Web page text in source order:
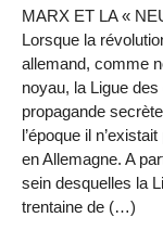
MARX ET LA «
Lorsque la
allemand, comme
noyau, la Ligue
propagande
l’époque il
en Allemagne. A
sein desquelles la
trentaine de (…)